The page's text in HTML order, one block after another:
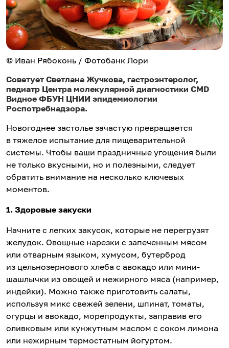
© Иван Рябоконь / Фотобанк Лори
Советует Светлана Жучкова, гастроэнтеролог,
педиатр Центра молекулярной диагностики CMD
Видное ФБУН ЦНИИ эпидемиологии
Роспотребнадзора.
Новогоднее застолье зачастую превращается
в тяжелое испытание для пищеварительной
системы. Чтобы ваши праздничные угощения были
не только вкусными, но и полезными, следует
обратить внимание на несколько ключевых
моментов.
1. Здоровые закуски
Начните с легких закусок, которые не перегрузят
желудок. Овощные нарезки с запеченным мясом
или отварным языком, хумусом, бутерброд
из цельнозернового хлеба с авокадо или мини-
шашлычки из овощей и нежирного мяса (например,
индейки). Можно также приготовить салаты,
используя микс свежей зелени, шпинат, томаты,
огурцы и авокадо, морепродукты, заправив его
оливковым или кунжутным маслом с соком лимона
или нежирным термостатным йогуртом.